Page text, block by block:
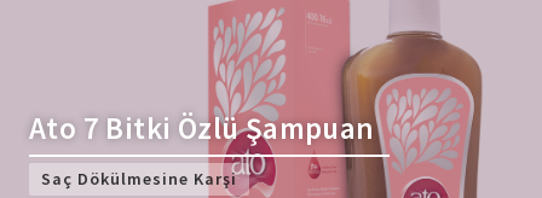
Ato 7 Bitki Özlü Şampuan
Saç Dökülmesine Karşi